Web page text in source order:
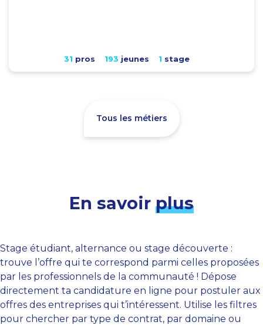
31 pros 193 jeunes 1 stage
Tous les métiers
En savoir plus
Stage étudiant, alternance ou stage découverte :
trouve l’offre qui te correspond parmi celles proposées
par les professionnels de la communauté ! Dépose
directement ta candidature en ligne pour postuler aux
offres des entreprises qui t’intéressent. Utilise les filtres
pour chercher par type de contrat, par domaine ou